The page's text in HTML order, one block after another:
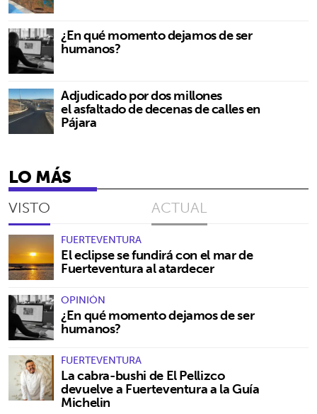
¿En qué momento dejamos de ser
humanos?
Adjudicado por dos millones
el asfaltado de decenas de calles en
Pájara
LO MÁS
VISTO ACTUAL
FUERTEVENTURA
El eclipse se fundirá con el mar de
Fuerteventura al atardecer
OPINIÓN
¿En qué momento dejamos de ser
humanos?
FUERTEVENTURA
La cabra-bushi de El Pellizco
devuelve a Fuerteventura a la Guía
Michelin